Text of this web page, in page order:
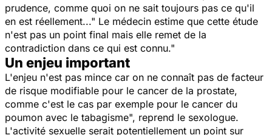
prudence, comme quoi on ne sait toujours pas ce qu'il
en est réellement..." Le médecin estime que cette étude
n'est pas un point final mais elle remet de la
contradiction dans ce qui est connu."
Un enjeu important
L'enjeu n'est pas mince car on ne connaît pas de facteur
de risque modifiable pour le cancer de la prostate,
comme c'est le cas par exemple pour le cancer du
poumon avec le tabagisme", reprend le sexologue.
L'activité sexuelle serait potentiellement un point sur